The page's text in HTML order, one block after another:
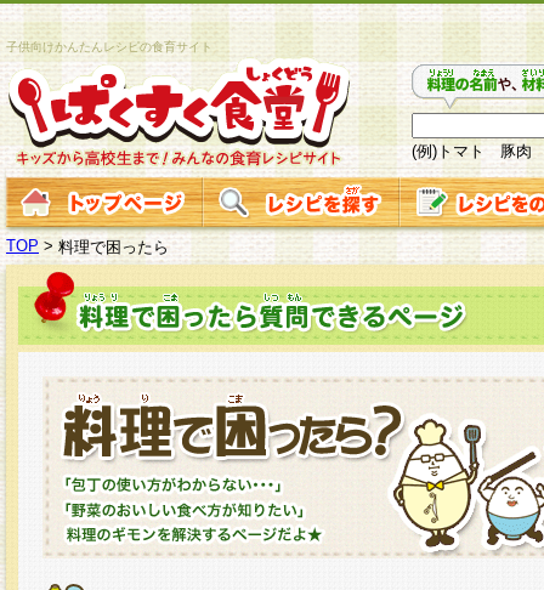
子供向けかんたんレシピの食育サイト
(例)トマト 豚肉
TOP >料理で困ったら